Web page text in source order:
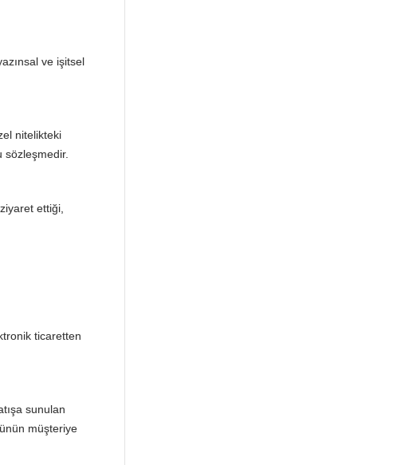
ve işitsel
nitelikteki
ettiği,
ticaretten
sunulan
müşteriye